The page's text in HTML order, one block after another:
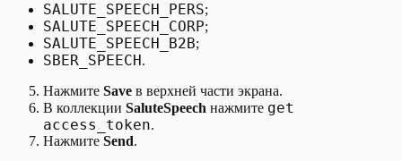
SALUTE_SPEECH_PERS;
SALUTE_SPEECH_CORP;
SALUTE_SPEECH_B2B;
SBER_SPEECH .
Нажмите Save в верхней части экрана.
В коллекции SaluteSpeech нажмите get
access_token.
Нажмите Send.